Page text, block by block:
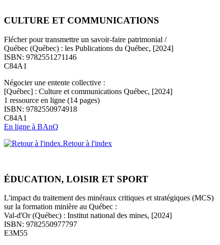
CULTURE ET COMMUNICATIONS
Flécher pour transmettre un savoir-faire patrimonial /
Québec (Québec) : les Publications du Québec, [2024]
ISBN: 9782551271146
C84A1
Négocier une entente collective :
[Québec] : Culture et communications Québec, [2024]
1 ressource en ligne (14 pages)
ISBN: 9782550974918
C84A1
En ligne à BAnQ
Retour à l'index
ÉDUCATION, LOISIR ET SPORT
L'impact du traitement des minéraux critiques et stratégiques (MCS)
sur la formation minière au Québec :
Val-d'Or (Québec) : Institut national des mines, [2024]
ISBN: 9782550977797
E3M55